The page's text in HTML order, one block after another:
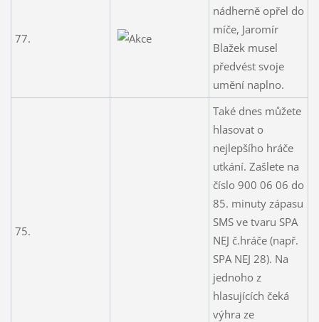
77.
nádherně opřel do
míče, Jaromír
Blažek musel
předvést svoje
umění naplno.
75.
Také dnes můžete
hlasovat o
nejlepšího hráče
utkání. Zašlete na
číslo 900 06 06 do
85. minuty zápasu
SMS ve tvaru SPA
NEJ č.hráče (např.
SPA NEJ 28). Na
jednoho z
hlasujících čeká
výhra ze